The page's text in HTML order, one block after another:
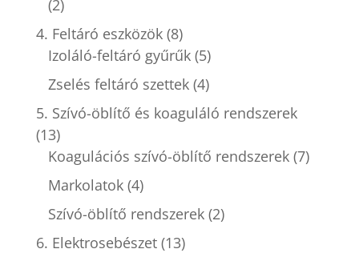
(2)
4. Feltáró eszközök (8)
Izoláló-feltáró gyűrűk (5)
Zselés feltáró szettek (4)
5. Szívó-öblítő és koaguláló rendszerek
(13)
Koagulációs szívó-öblítő rendszerek (7)
Markolatok (4)
Szívó-öblítő rendszerek (2)
6. Elektrosebészet (13)